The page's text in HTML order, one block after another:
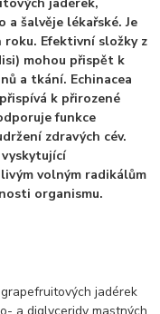
a šalvěje lékařské. Je
roku. Efektivní složky z
mohou přispět k
a tkání. Echinacea
k přirozené
funkce
zdravých cév.
volným radikálům
organismu.
jadérek